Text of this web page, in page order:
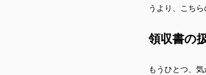
うより、こち
領収書の
もうひとつ、